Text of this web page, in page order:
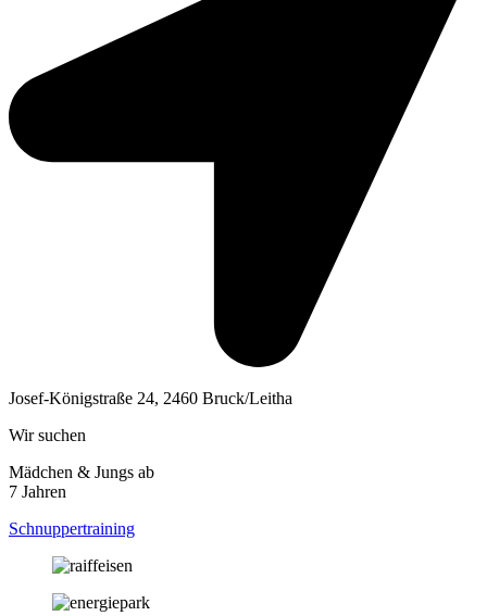
Josef-Königstraße 24, 2460 Bruck/Leitha
Wir suchen
Mädchen & Jungs ab
7 Jahren
Schnuppertraining